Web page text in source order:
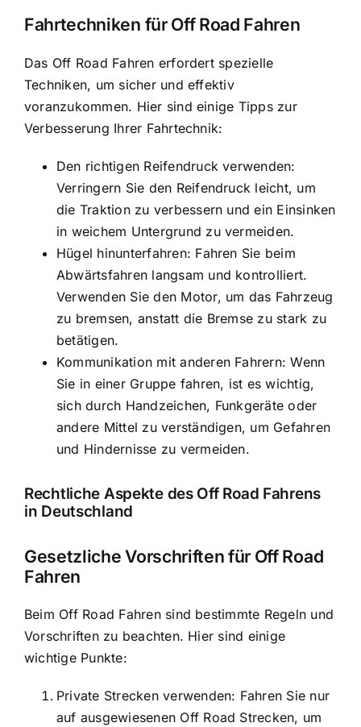
Fahrtechniken für Off Road Fahren
Das Off Road Fahren erfordert spezielle
Techniken, um sicher und effektiv
voranzukommen. Hier sind einige Tipps zur
Verbesserung Ihrer Fahrtechnik:
Den richtigen Reifendruck verwenden:
Verringern Sie den Reifendruck leicht, um
die Traktion zu verbessern und ein Einsinken
in weichem Untergrund zu vermeiden.
Hügel hinunterfahren: Fahren Sie beim
Abwärtsfahren langsam und kontrolliert.
Verwenden Sie den Motor, um das Fahrzeug
zu bremsen, anstatt die Bremse zu stark zu
betätigen.
Kommunikation mit anderen Fahrern: Wenn
Sie in einer Gruppe fahren, ist es wichtig,
sich durch Handzeichen, Funkgeräte oder
andere Mittel zu verständigen, um Gefahren
und Hindernisse zu vermeiden.
Rechtliche Aspekte des Off Road Fahrens
in Deutschland
Gesetzliche Vorschriften für Off Road
Fahren
Beim Off Road Fahren sind bestimmte Regeln und
Vorschriften zu beachten. Hier sind einige
wichtige Punkte:
Private Strecken verwenden: Fahren Sie nur
auf ausgewiesenen Off Road Strecken, um